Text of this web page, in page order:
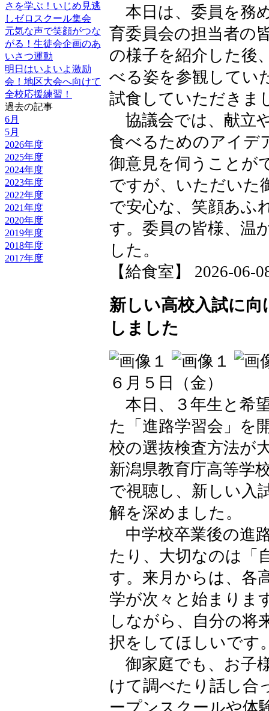
さを学ぶ！いじめ見逃
しゼロスクール集会
元気な声で笑顔がつな
がる！生徒会企画のあ
いさつ運動
明日はいよいよ激励
会！地区大会へ向けて
全校応援練習！
過去の記事
6月
5月
2026年度
2025年度
2024年度
2023年度
2022年度
2021年度
2020年度
2019年度
2018年度
2017年度
本日は、委員を務
育委員会の担当者の
の様子を紹介した後
べる姿を参観してい
試食していただきま
協議会では、献立
食べるためのアイデ
御意見を伺うことが
ですが、いただいた
で安心な、笑顔あふ
す。委員の皆様、温
した。
【給食室】 2026-06-
新しい高校入試に
しました
６月５日（金）
本日、３年生と希
た「進路学習会」を
校の選抜検査方法が
新潟県教育庁高等学
で視聴し、新しい入
解を深めました。
中学校卒業後の進
たり、大切なのは「
す。来月からは、各
学が次々と始まりま
しながら、自分の将
択をしてほしいです
御家庭でも、お子
けて調べたり話し合